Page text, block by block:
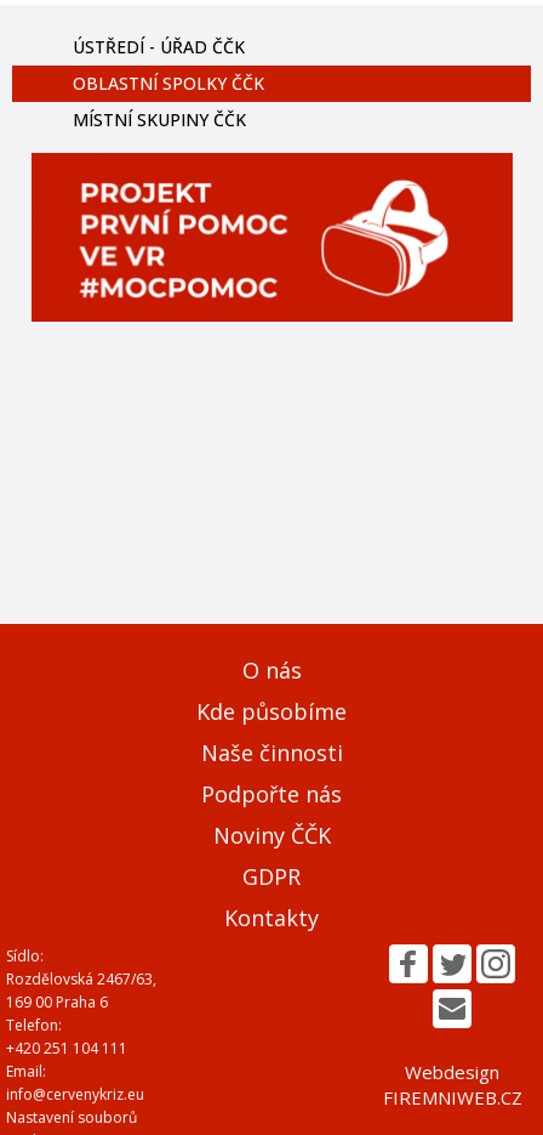
ÚSTŘEDÍ - ÚŘAD ČČK
OBLASTNÍ SPOLKY ČČK
MÍSTNÍ SKUPINY ČČK
O nás
Kde působíme
Naše činnosti
Podpořte nás
Noviny ČČK
GDPR
Kontakty
Sídlo:
Rozdělovská 2467/63,
169 00 Praha 6
Telefon:
+420 251 104 111
Email:
info@cervenykriz.eu
Nastavení souborů
Webdesign
FIREMNIWEB.CZ